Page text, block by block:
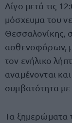
Λίγο μετά τις
μόσχευμα του
Θεσσαλονίκης,
ασθενοφόρων,
τον ενήλικο
αναμένονται
συμβατότητα με
Τα ξημερώματα